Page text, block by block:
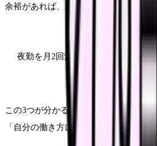
余裕があれば、次の1行もメモしておき
夜勤を月2回減らした場合、月収は
この3つが分かると、求人票を見たと
「自分の働き方に合うか」で比較できま